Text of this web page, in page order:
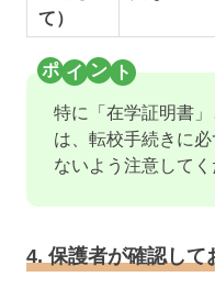
て）
特に「在学証明書」
は、転校手続きに
ないよう注意してく
4. 保護者が確認して